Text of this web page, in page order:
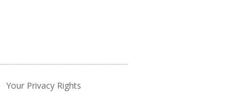
Your Privacy Rights